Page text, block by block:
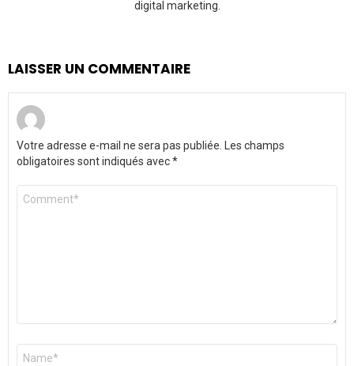
digital marketing.
LAISSER UN COMMENTAIRE
Votre adresse e-mail ne sera pas publiée.
Les champs
obligatoires sont indiqués avec*
Commentaire
Nom